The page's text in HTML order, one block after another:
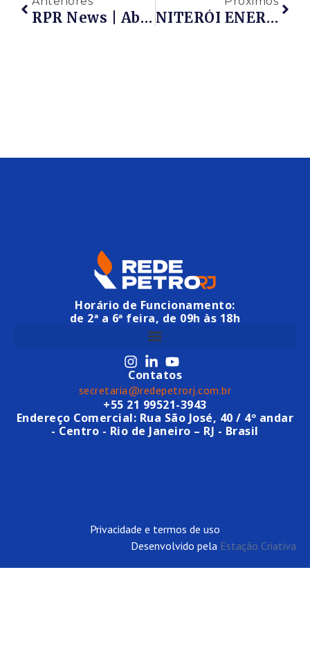
RPR News | Abertas As Inscrições Para A NITERÓI ENERGY 2020! Dias 11 E 12 De Novembro. PARTICIPE!!! NITERÓI ENERGY 2020 | Painel 2 – Tema: Inovação E Sustentabilidade Como Catalisadoras De Vantagem Competitiva No Setor De Petróleo, Gás E Energia, Que Aconteceu Em 12/11/2020.
Horário de Funcionamento:
de 2ª a 6ª feira, de 09h às 18h
Contatos
secretaria@redepetrorj.com.br
+55 21 99521-3943
Endereço Comercial: Rua São José, 40 / 4º andar
- Centro - Rio de Janeiro – RJ - Brasil
Privacidade e termos de uso
Desenvolvido pela Estação Criativa